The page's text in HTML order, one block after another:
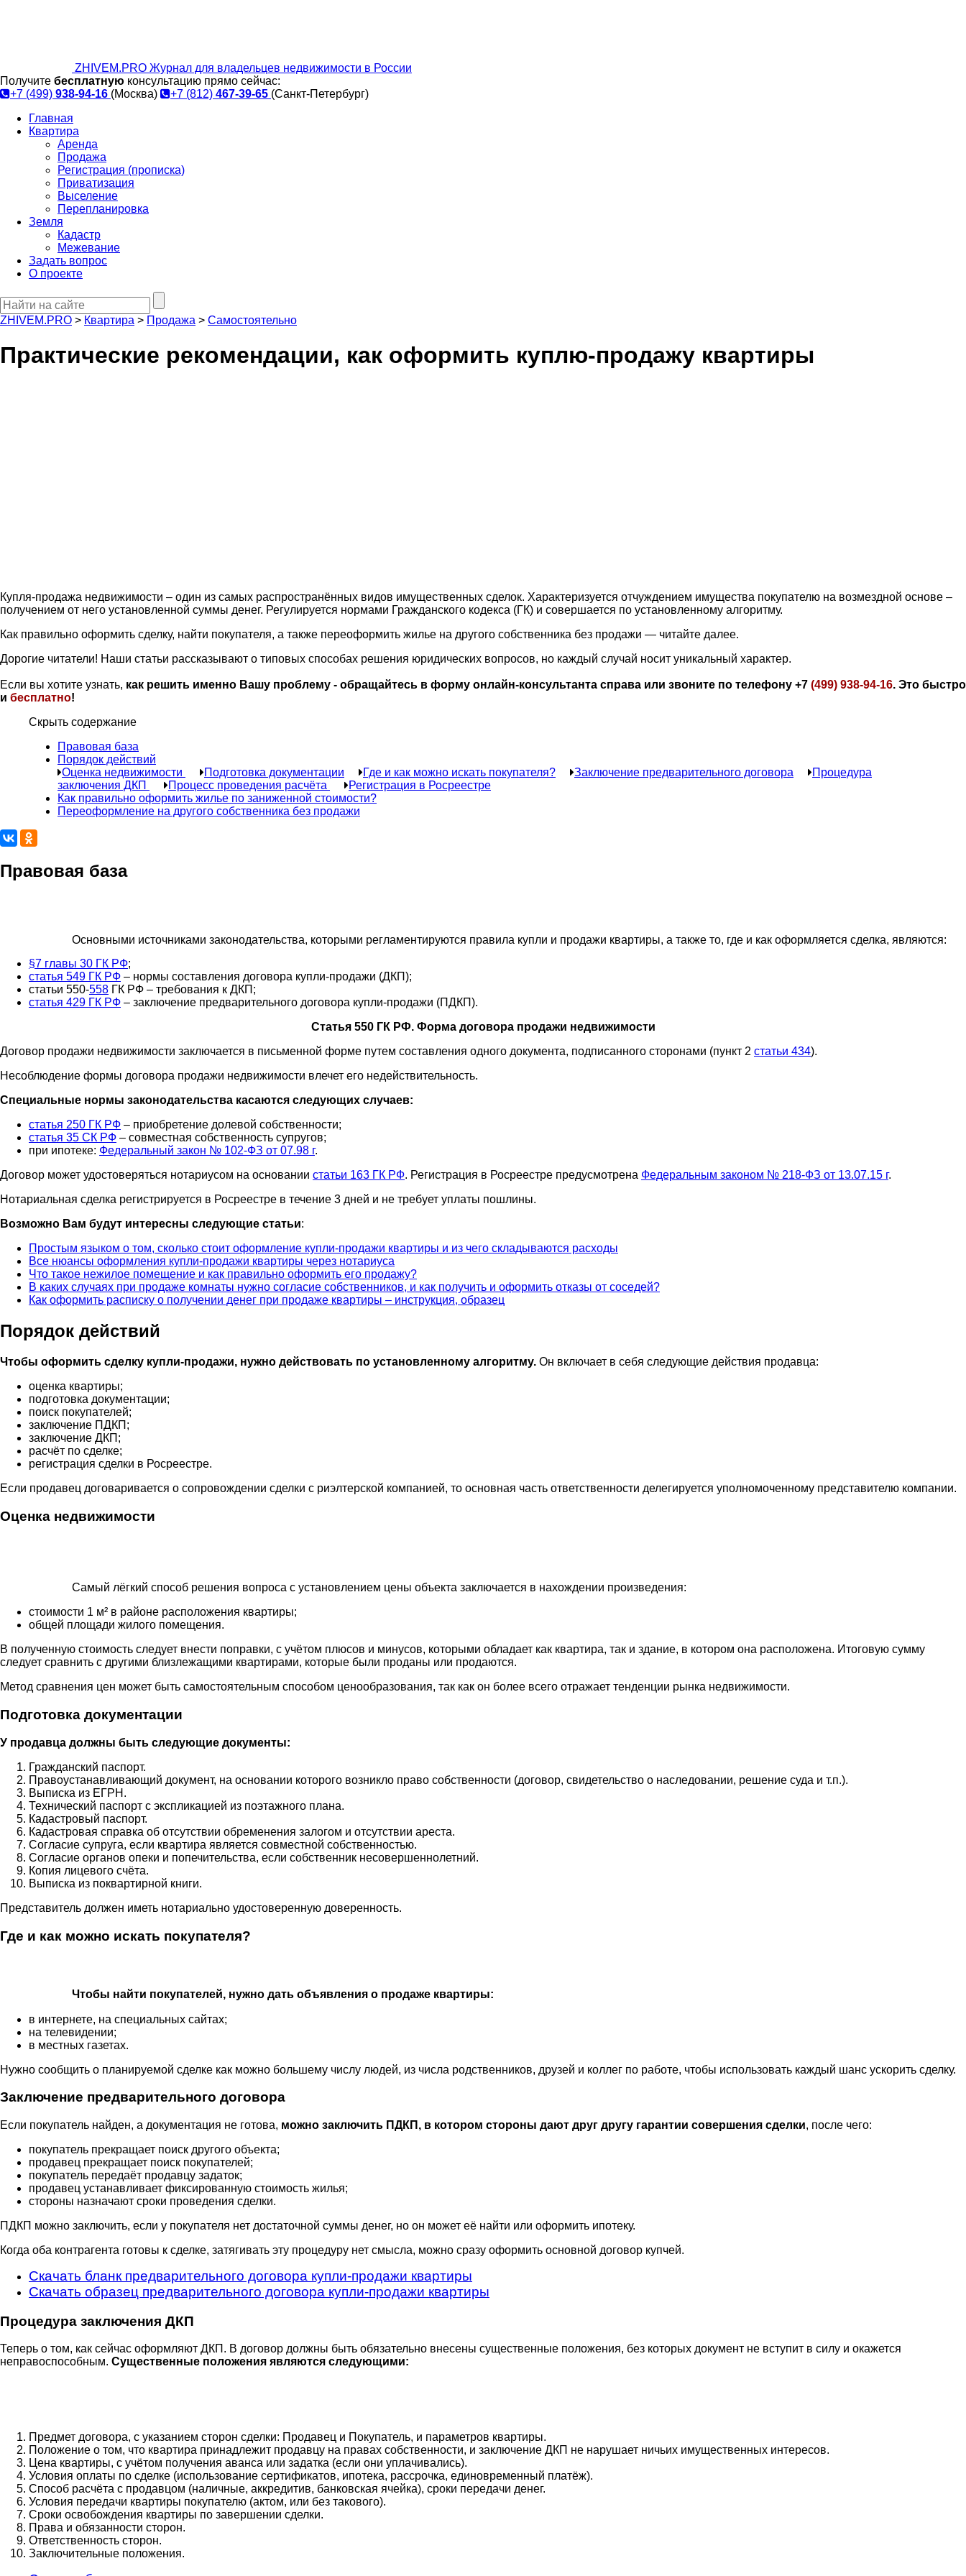
ZHIVEM.PRO Журнал для владельцев недвижимости в России
Получите бесплатную консультацию прямо сейчас:
+7 (499) 938-94-16 (Москва) +7 (812) 467-39-65 (Санкт-Петербург)
Главная
Квартира
Аренда
Продажа
Регистрация (прописка)
Приватизация
Выселение
Перепланировка
Земля
Кадастр
Межевание
Задать вопрос
О проекте
ZHIVEM.PRO > Квартира > Продажа > Самостоятельно
Практические рекомендации, как оформить куплю-продажу квартиры
Купля-продажа недвижимости – один из самых распространённых видов имущественных сделок. Характеризуется отчуждением имущества покупателю на возмездной основе –
получением от него установленной суммы денег. Регулируется нормами Гражданского кодекса (ГК) и совершается по установленному алгоритму.
Как правильно оформить сделку, найти покупателя, а также переоформить жилье на другого собственника без продажи — читайте далее.
Дорогие читатели! Наши статьи рассказывают о типовых способах решения юридических вопросов, но каждый случай носит уникальный характер.
Если вы хотите узнать, как решить именно Вашу проблему - обращайтесь в форму онлайн-консультанта справа или звоните по телефону +7 (499) 938-94-16. Это быстро
и бесплатно!
Скрыть содержание
Правовая база
Порядок действий
Оценка недвижимости
Подготовка документации Где и как можно искать покупателя? Заключение предварительного договора
Процедура
заключения ДКП
Процесс проведения расчёта
Регистрация в Росреестре
Как правильно оформить жилье по заниженной стоимости?
Переоформление на другого собственника без продажи
Правовая база
Основными источниками законодательства, которыми регламентируются правила купли и продажи квартиры, а также то, где и как оформляется сделка, являются:
§7 главы 30 ГК РФ;
статья 549 ГК РФ – нормы составления договора купли-продажи (ДКП);
статьи 550-558 ГК РФ – требования к ДКП;
статья 429 ГК РФ – заключение предварительного договора купли-продажи (ПДКП).
Статья 550 ГК РФ. Форма договора продажи недвижимости
Договор продажи недвижимости заключается в письменной форме путем составления одного документа, подписанного сторонами (пункт 2 статьи 434).
Несоблюдение формы договора продажи недвижимости влечет его недействительность.
Специальные нормы законодательства касаются следующих случаев:
статья 250 ГК РФ – приобретение долевой собственности;
статья 35 СК РФ – совместная собственность супругов;
при ипотеке: Федеральный закон № 102-ФЗ от 07.98 г.
Договор может удостоверяться нотариусом на основании статьи 163 ГК РФ. Регистрация в Росреестре предусмотрена Федеральным законом № 218-ФЗ от 13.07.15 г.
Нотариальная сделка регистрируется в Росреестре в течение 3 дней и не требует уплаты пошлины.
Возможно Вам будут интересны следующие статьи:
Простым языком о том, сколько стоит оформление купли-продажи квартиры и из чего складываются расходы
Все нюансы оформления купли-продажи квартиры через нотариуса
Что такое нежилое помещение и как правильно оформить его продажу?
В каких случаях при продаже комнаты нужно согласие собственников, и как получить и оформить отказы от соседей?
Как оформить расписку о получении денег при продаже квартиры – инструкция, образец
Порядок действий
Чтобы оформить сделку купли-продажи, нужно действовать по установленному алгоритму. Он включает в себя следующие действия продавца:
оценка квартиры;
подготовка документации;
поиск покупателей;
заключение ПДКП;
заключение ДКП;
расчёт по сделке;
регистрация сделки в Росреестре.
Если продавец договаривается о сопровождении сделки с риэлтерской компанией, то основная часть ответственности делегируется уполномоченному представителю компании.
Оценка недвижимости
Самый лёгкий способ решения вопроса с установлением цены объекта заключается в нахождении произведения:
стоимости 1 м² в районе расположения квартиры;
общей площади жилого помещения.
В полученную стоимость следует внести поправки, с учётом плюсов и минусов, которыми обладает как квартира, так и здание, в котором она расположена. Итоговую сумму
следует сравнить с другими близлежащими квартирами, которые были проданы или продаются.
Метод сравнения цен может быть самостоятельным способом ценообразования, так как он более всего отражает тенденции рынка недвижимости.
Подготовка документации
У продавца должны быть следующие документы:
Гражданский паспорт.
Правоустанавливающий документ, на основании которого возникло право собственности (договор, свидетельство о наследовании, решение суда и т.п.).
Выписка из ЕГРН.
Технический паспорт с экспликацией из поэтажного плана.
Кадастровый паспорт.
Кадастровая справка об отсутствии обременения залогом и отсутствии ареста.
Согласие супруга, если квартира является совместной собственностью.
Согласие органов опеки и попечительства, если собственник несовершеннолетний.
Копия лицевого счёта.
Выписка из поквартирной книги.
Представитель должен иметь нотариально удостоверенную доверенность.
Где и как можно искать покупателя?
Чтобы найти покупателей, нужно дать объявления о продаже квартиры:
в интернете, на специальных сайтах;
на телевидении;
в местных газетах.
Нужно сообщить о планируемой сделке как можно большему числу людей, из числа родственников, друзей и коллег по работе, чтобы использовать каждый шанс ускорить сделку.
Заключение предварительного договора
Если покупатель найден, а документация не готова, можно заключить ПДКП, в котором стороны дают друг другу гарантии совершения сделки, после чего:
покупатель прекращает поиск другого объекта;
продавец прекращает поиск покупателей;
покупатель передаёт продавцу задаток;
продавец устанавливает фиксированную стоимость жилья;
стороны назначают сроки проведения сделки.
ПДКП можно заключить, если у покупателя нет достаточной суммы денег, но он может её найти или оформить ипотеку.
Когда оба контрагента готовы к сделке, затягивать эту процедуру нет смысла, можно сразу оформить основной договор купчей.
Скачать бланк предварительного договора купли-продажи квартиры
Скачать образец предварительного договора купли-продажи квартиры
Процедура заключения ДКП
Теперь о том, как сейчас оформляют ДКП. В договор должны быть обязательно внесены существенные положения, без которых документ не вступит в силу и окажется
неправоспособным. Существенные положения являются следующими:
Предмет договора, с указанием сторон сделки: Продавец и Покупатель, и параметров квартиры.
Положение о том, что квартира принадлежит продавцу на правах собственности, и заключение ДКП не нарушает ничьих имущественных интересов.
Цена квартиры, с учётом получения аванса или задатка (если они уплачивались).
Условия оплаты по сделке (использование сертификатов, ипотека, рассрочка, единовременный платёж).
Способ расчёта с продавцом (наличные, аккредитив, банковская ячейка), сроки передачи денег.
Условия передачи квартиры покупателю (актом, или без такового).
Сроки освобождения квартиры по завершении сделки.
Права и обязанности сторон.
Ответственность сторон.
Заключительные положения.